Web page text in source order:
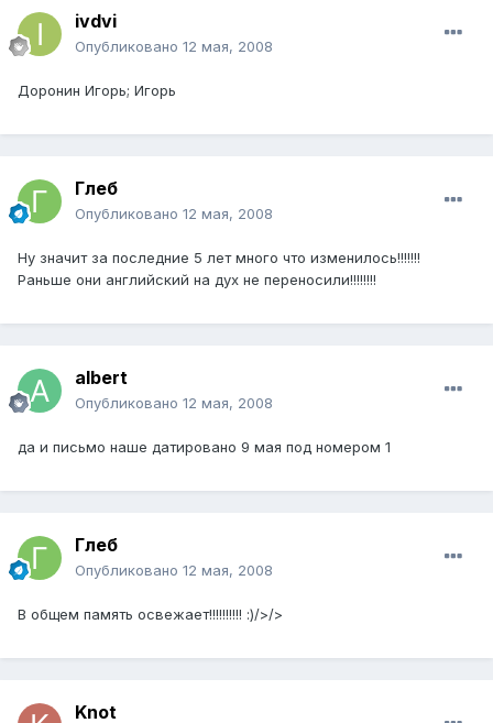
ivdvi
Опубликовано 12 мая, 2008
Доронин Игорь; Игорь
Глеб
Опубликовано 12 мая, 2008
Ну значит за последние 5 лет много что изменилось!!!!!!!
Раньше они английский на дух не переносили!!!!!!!!
albert
Опубликовано 12 мая, 2008
да и письмо наше датировано 9 мая под номером 1
Глеб
Опубликовано 12 мая, 2008
В общем память освежает!!!!!!!!!! :)/>/>
Knot